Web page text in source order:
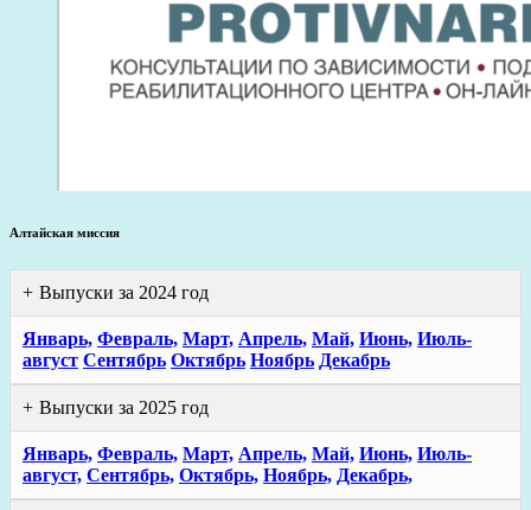
Алтайская миссия
Выпуски за 2024 год
Январь, Февраль, Март, Апрель, Май, Июнь, Июль-
август Сентябрь Октябрь Ноябрь Декабрь
Выпуски за 2025 год
Январь, Февраль, Март, Апрель, Май, Июнь, Июль-
август, Сентябрь, Октябрь, Ноябрь, Декабрь,